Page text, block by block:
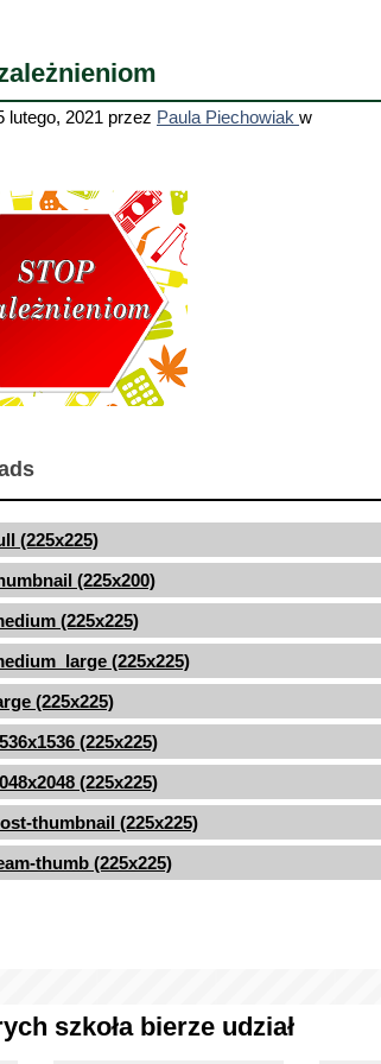
lutego, 2021 przez Paula Piechowiak w
(225x225)
(225x200)
(225x225)
(225x225)
(225x225)
(225x225)
(225x225)
thumbnail (225x225)
thumb (225x225)
szkoła bierze udział